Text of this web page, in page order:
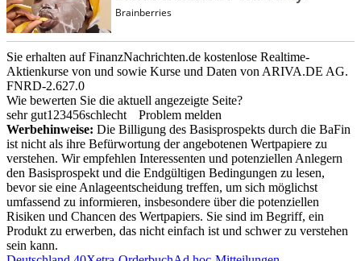
Sie erhalten auf FinanzNachrichten.de kostenlose Realtime-
Aktienkurse von und sowie Kurse und Daten von ARIVA.DE AG.
FNRD-2.627.0
Wie bewerten Sie die aktuell angezeigte Seite?
sehr gut1 23456schlecht
Problem melden
Werbehinweise: Die Billigung des Basisprospekts durch die BaFin
ist nicht als ihre Befürwortung der angebotenen Wertpapiere zu
verstehen. Wir empfehlen Interessenten und potenziellen Anlegern
den Basisprospekt und die Endgültigen Bedingungen zu lesen,
bevor sie eine Anlageentscheidung treffen, um sich möglichst
umfassend zu informieren, insbesondere über die potenziellen
Risiken und Chancen des Wertpapiers. Sie sind im Begriff, ein
Produkt zu erwerben, das nicht einfach ist und schwer zu verstehen
sein kann.